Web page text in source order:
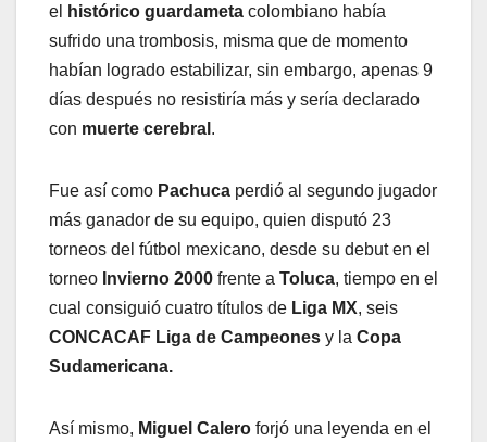
el
histórico guardameta colombiano había
sufrido una trombosis, misma que de momento
habían logrado estabilizar, sin embargo, apenas 9
días después no resistiría más y sería declarado
con muerte cerebral .
Fue así como Pachuca perdió al segundo jugador
más ganador de su equipo, quien disputó 23
torneos del fútbol mexicano, desde su debut en el
torneo Invierno 2000 frente a Toluca, tiempo en el
cual consiguió cuatro títulos de Liga MX, seis
CONCACAF Liga de Campeones y la Copa
Sudamericana.
Así mismo, Miguel Calero forjó una leyenda en el